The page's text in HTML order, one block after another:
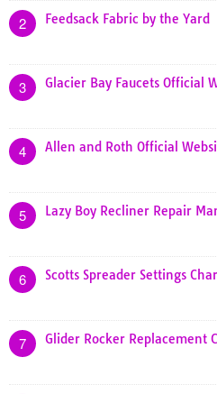
2 Feedsack Fabric by the Yard
3 Glacier Bay Faucets Official
4 Allen and Roth Official
5 Lazy Boy Recliner Repair
6 Scotts Spreader Settings
7 Glider Rocker Replacement